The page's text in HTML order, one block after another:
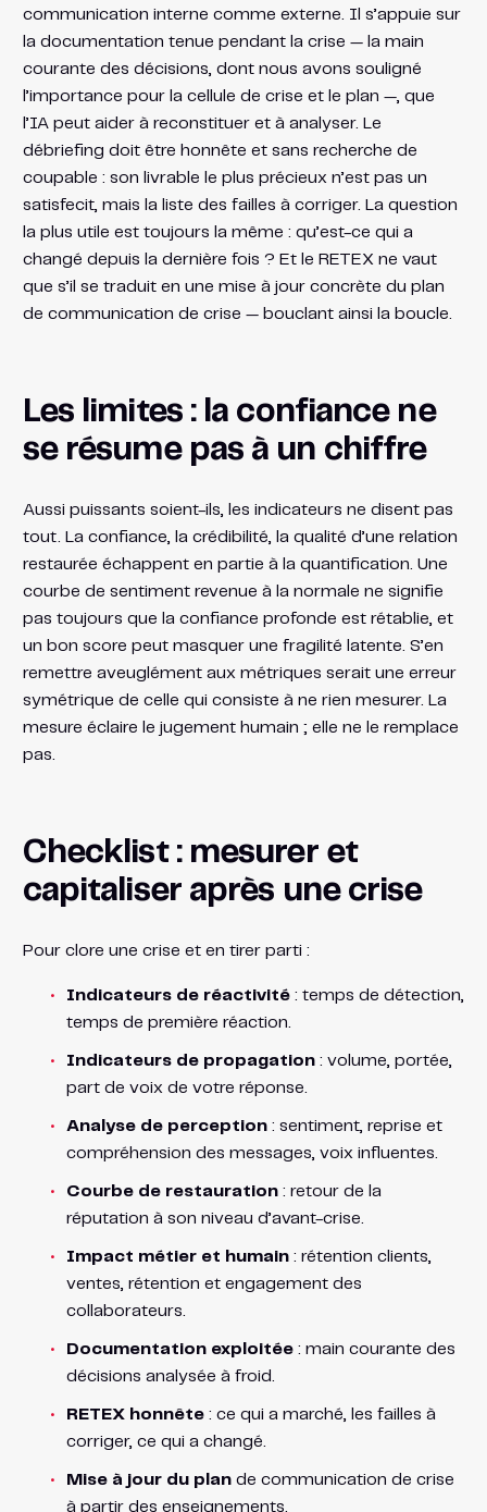
communication interne comme externe. Il s’appuie sur
la documentation tenue pendant la crise — la main
courante des décisions, dont nous avons souligné
l’importance pour la cellule de crise et le plan —, que
l’IA peut aider à reconstituer et à analyser. Le
débriefing doit être honnête et sans recherche de
coupable : son livrable le plus précieux n’est pas un
satisfecit, mais la liste des failles à corriger. La question
la plus utile est toujours la même : qu’est-ce qui a
changé depuis la dernière fois ? Et le RETEX ne vaut
que s’il se traduit en une mise à jour concrète du plan
de communication de crise — bouclant ainsi la boucle.
Les limites : la confiance ne
se résume pas à un chiffre
Aussi puissants soient-ils, les indicateurs ne disent pas
tout. La confiance, la crédibilité, la qualité d’une relation
restaurée échappent en partie à la quantification. Une
courbe de sentiment revenue à la normale ne signifie
pas toujours que la confiance profonde est rétablie, et
un bon score peut masquer une fragilité latente. S’en
remettre aveuglément aux métriques serait une erreur
symétrique de celle qui consiste à ne rien mesurer. La
mesure éclaire le jugement humain ; elle ne le remplace
pas.
Checklist : mesurer et
capitaliser après une crise
Pour clore une crise et en tirer parti :
Indicateurs de réactivité: temps de détection,
temps de première réaction.
Indicateurs de propagation: volume, portée,
part de voix de votre réponse.
Analyse de perception: sentiment, reprise et
compréhension des messages, voix influentes.
Courbe de restauration: retour de la
réputation à son niveau d’avant-crise.
Impact métier et humain: rétention clients,
ventes, rétention et engagement des
collaborateurs.
Documentation exploitée: main courante des
décisions analysée à froid.
RETEX honnête: ce qui a marché, les failles à
corriger, ce qui a changé.
Mise à jour du plande communication de crise
à partir des enseignements.